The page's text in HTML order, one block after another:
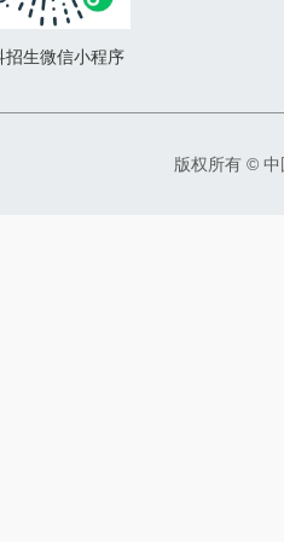
招生微信小程序
版权所有 ©